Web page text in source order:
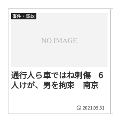
事件・事故
通行人ら車ではね刺傷 6
人けが、男を拘束 南京
2021.05.31